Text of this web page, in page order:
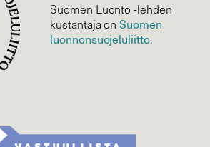
Suomen Luonto -lehden
kustantaja onSuomen
luonnonsuojelu­liitto.